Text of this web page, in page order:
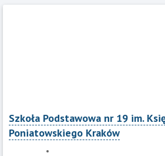
Szkoła Podstawowa nr 19 im.
Poniatowskiego Kraków